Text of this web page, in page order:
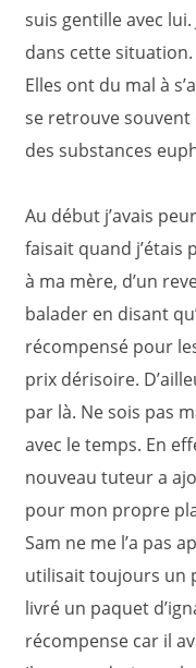
suis gentille avec
dans cette
Elles ont du mal à
se retrouve souvent
des substances
Au début j’avais
faisait quand j’étais
à ma mère, d’un
balader en disant
récompensé pour
prix dérisoire.
par là. Ne sois pas
avec le temps. En
nouveau tuteur a
pour mon propre
Sam ne me l’a pas
utilisait toujours un
livré un paquet
récompense car il